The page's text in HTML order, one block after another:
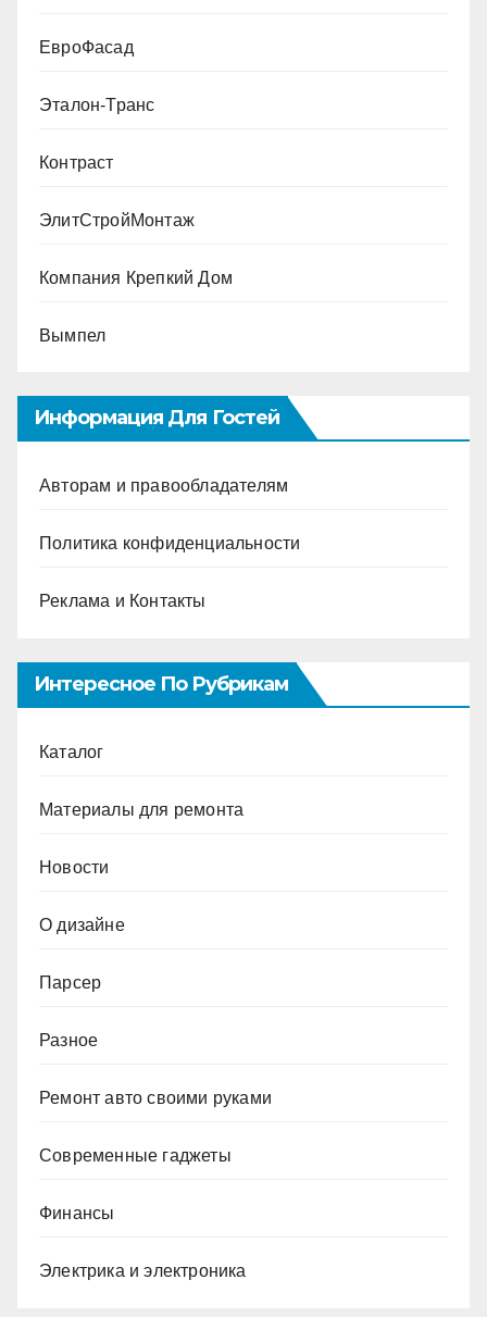
ЕвроФасад
Эталон-Транс
Контраст
ЭлитСтройМонтаж
Компания Крепкий Дом
Вымпел
Информация Для Гостей
Авторам и правообладателям
Политика конфиденциальности
Реклама и Контакты
Интересное По Рубрикам
Каталог
Материалы для ремонта
Новости
О дизайне
Парсер
Разное
Ремонт авто своими руками
Современные гаджеты
Финансы
Электрика и электроника